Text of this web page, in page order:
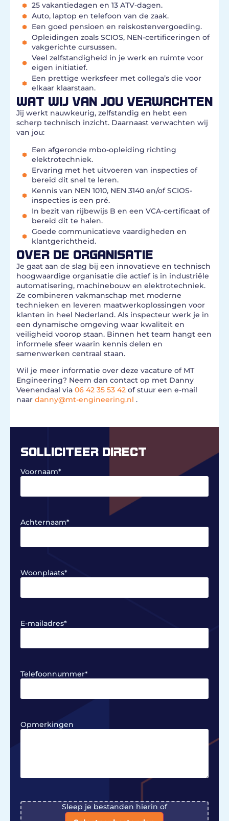
25 vakantiedagen en 13 ATV-dagen.
Auto, laptop en telefoon van de zaak.
Een goed pensioen en reiskostenvergoeding.
Opleidingen zoals SCIOS, NEN-certificeringen of
vakgerichte cursussen.
Veel zelfstandigheid in je werk en ruimte voor
eigen initiatief.
Een prettige werksfeer met collega’s die voor
elkaar klaarstaan.
WAT WIJ VAN JOU VERWACHTEN
Jij werkt nauwkeurig, zelfstandig en hebt een
scherp technisch inzicht. Daarnaast verwachten wij
van jou:
Een afgeronde mbo-opleiding richting
elektrotechniek.
Ervaring met het uitvoeren van inspecties of
bereid dit snel te leren.
Kennis van NEN 1010, NEN 3140 en/of SCIOS-
inspecties is een pré.
In bezit van rijbewijs B en een VCA-certificaat of
bereid dit te halen.
Goede communicatieve vaardigheden en
klantgerichtheid.
OVER DE ORGANISATIE
Je gaat aan de slag bij een innovatieve en technisch
hoogwaardige organisatie die actief is in industriële
automatisering, machinebouw en elektrotechniek.
Ze combineren vakmanschap met moderne
technieken en leveren maatwerkoplossingen voor
klanten in heel Nederland. Als inspecteur werk je in
een dynamische omgeving waar kwaliteit en
veiligheid voorop staan. Binnen het team hangt een
informele sfeer waarin kennis delen en
samenwerken centraal staan.
Wil je meer informatie over deze vacature of MT
Engineering? Neem dan contact op met Danny
Veenendaal via 06 42 35 53 42 of stuur een e-mail
naar danny@mt-engineering.nl .
SOLLICITEER DIRECT
Voornaam*
Achternaam*
Woonplaats*
E-mailadres*
Telefoonnummer*
Opmerkingen
File Sleep je bestanden hierin of